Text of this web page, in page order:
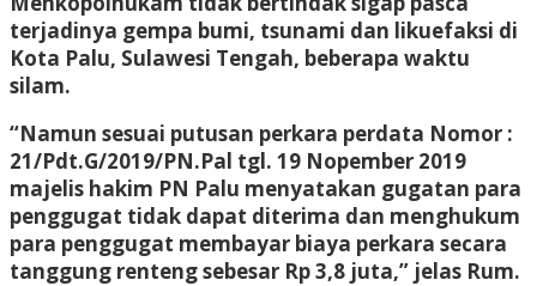
terjadinya gempa bumi, tsunami dan likuefaksi di
Kota Palu, Sulawesi Tengah, beberapa waktu
silam.
“Namun sesuai putusan perkara perdata Nomor :
21/Pdt.G/2019/PN.Pal tgl. 19 Nopember 2019
majelis hakim PN Palu menyatakan gugatan para
penggugat tidak dapat diterima dan menghukum
para penggugat membayar biaya perkara secara
tanggung renteng sebesar Rp 3,8 juta,” jelas Rum.